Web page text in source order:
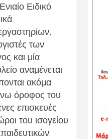
Ειδικό
των
και μία
αναμένεται
ακόμα
όροφος του
επισκευές
του ισογείου